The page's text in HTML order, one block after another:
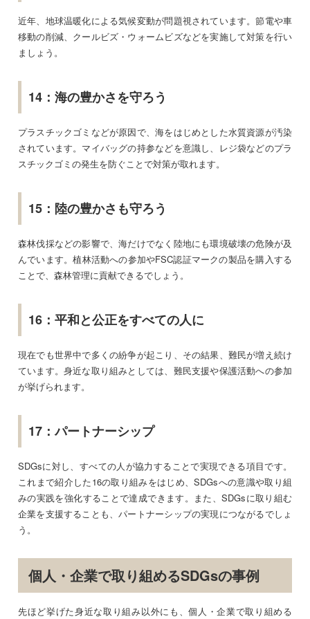
近年、地球温暖化による気候変動が問題視されています。節電や車
移動の削減、クールビズ・ウォームビズなどを実施して対策を行い
ましょう。
14：海の豊かさを守ろう
プラスチックゴミなどが原因で、海をはじめとした水質資源が汚染
されています。マイバッグの持参などを意識し、レジ袋などのプラ
スチックゴミの発生を防ぐことで対策が取れます。
15：陸の豊かさも守ろう
森林伐採などの影響で、海だけでなく陸地にも環境破壊の危険が及
んでいます。植林活動への参加やFSC認証マークの製品を購入する
ことで、森林管理に貢献できるでしょう。
16：平和と公正をすべての人に
現在でも世界中で多くの紛争が起こり、その結果、難民が増え続け
ています。身近な取り組みとしては、難民支援や保護活動への参加
が挙げられます。
17：パートナーシップ
SDGsに対し、すべての人が協力することで実現できる項目です。
これまで紹介した16の取り組みをはじめ、SDGsへの意識や取り組
みの実践を強化することで達成できます。また、SDGsに取り組む
企業を支援することも、パートナーシップの実現につながるでしょ
う。
個人・企業で取り組めるSDGsの事例
先ほど挙げた身近な取り組み以外にも、個人・企業で取り組める